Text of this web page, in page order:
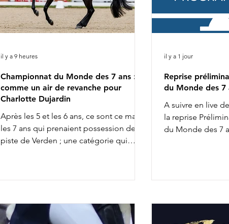
Championnat du Monde des 7 ans :
comme un air de revanche pour
Charlotte Dujardin
Après les 5 et les 6 ans, ce sont ce matin
les 7 ans qui prenaient possession de la
piste de Verden ; une catégorie qui
Bien qu'elle ait fait partie des pré-
sélectionnés britanniques pour les
il y a 9 heures
Reprise
du Monde des 7
A suivre en live
la reprise
du Monde des 7
9h58 : Charlotte
des Paluds 11h28
il y a 1 jour